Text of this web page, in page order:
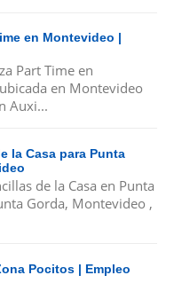
en Montevideo |
Part Time en
en Montevideo
Auxi...
la Casa para Punta
de la Casa en Punta
Gorda, Montevideo ,
Pocitos | Empleo